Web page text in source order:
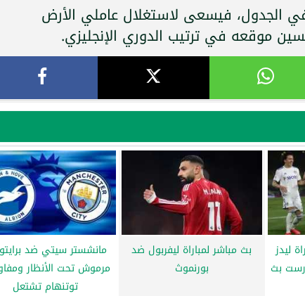
الجدول، فيسعى لاستغلال عاملي الأرض
موقعه في ترتيب الدوري الإنجليزي.
ليدز
بث
بث مباشر لمباراة ليفربول ضد
بورنموث
مانشستر سيتي ضد
مرموش تحت الأنظار
توتنهام تشتعل